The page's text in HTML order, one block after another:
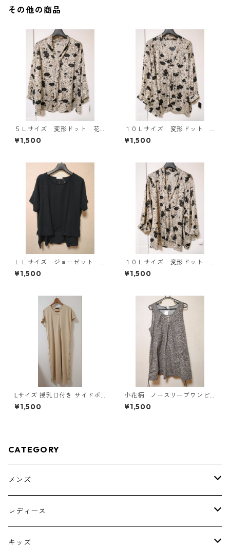
その他の商品
５Ｌサイズ 変形ドット 花
柄 ボウタイブラウス オフ
ホワイト KAE-4762
¥1,500
１０Ｌサイズ 変形ドット
花柄 ボウタイブラウス オ
フホワイト KAE-4771
¥1,500
ＬＬサイズ ジョーゼット
レイヤード風プルオーバー
ブラック KAE-4785
¥1,500
１０Ｌサイズ 変形ドット
花柄 ボウタイブラウス オ
フホワイト KAE-4775
¥1,500
Lサイズ 授乳口付き サイドボ
タンデザイン ワンピース マタ
ニティ ベージュ ◆KIY-1303
¥1,500
小花柄 ノースリーブワンピ
ース ４Ｌ ブラック KAE-
4819
¥1,500
CATEGORY
メンズ
トップス
ボトムス
レディース
トップス
キッズ